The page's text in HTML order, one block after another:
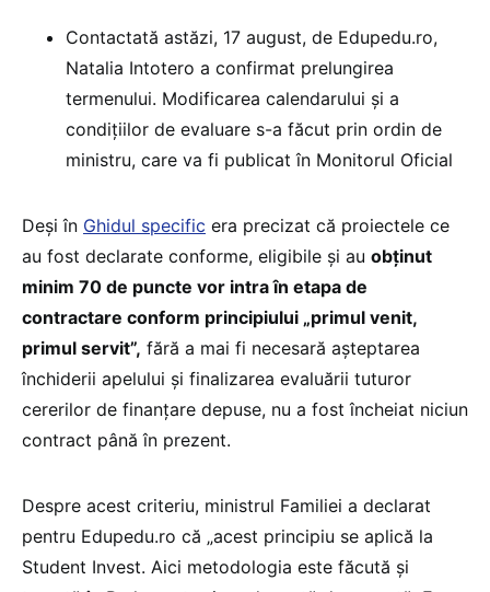
Contactată astăzi, 17 august, de Edupedu.ro,
Natalia Intotero a confirmat prelungirea
termenului. Modificarea calendarului și a
condițiilor de evaluare s-a făcut prin ordin de
ministru, care va fi publicat în Monitorul Oficial
Deși în Ghidul specific era precizat că proiectele ce
au fost declarate conforme, eligibile și au obținut
minim 70 de puncte vor intra în etapa de
contractare conform principiului „primul venit,
primul servit”, fără a mai fi necesară așteptarea
închiderii apelului și finalizarea evaluării tuturor
cererilor de finanțare depuse, nu a fost încheiat niciun
contract până în prezent.
Despre acest criteriu, ministrul Familiei a declarat
pentru Edupedu.ro că „acest principiu se aplică la
Student Invest. Aici metodologia este făcută și